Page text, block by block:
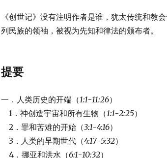
《创世记》没有注明作者是谁，犹太传统和教
列民族的领袖，被视为先知和律法的颁布者。
提要
一．人类历史的开端（1:1-11:26）
1．神创造宇宙和所有生物（1:1-2:25）
2．罪和苦难的开始（3:1-4:16）
3．人类的早期世代（4:17-5:32）
4．挪亚和洪水（6:1-10:32）